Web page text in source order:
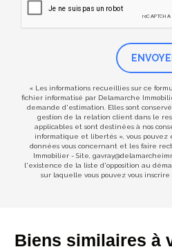
« Les informations recueillies sur ce
fichier informatisé par Delamarche
demande d'estimation. Elles sont
gestion de la relation client dans le
applicables et sont destinées à nos
informatique et libertés », vous pouvez
données vous concernant et les faire
Immobilier - Site,
l'existence de la liste d'opposition au
sur laquelle vous pouvez vous inscrire
Biens similaires à